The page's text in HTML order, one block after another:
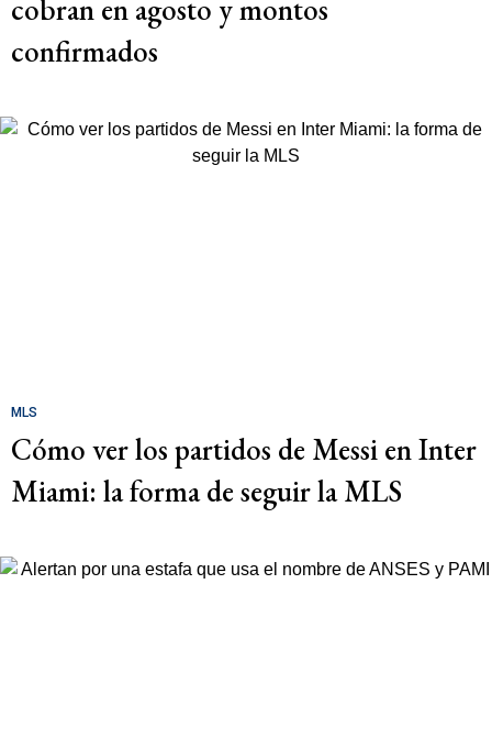
cobran en agosto y montos
confirmados
MLS
Cómo ver los partidos de Messi en Inter
Miami: la forma de seguir la MLS